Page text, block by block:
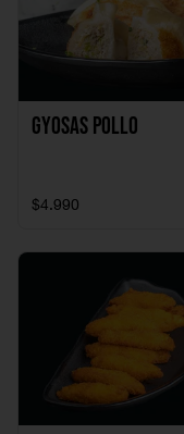
Gyosas Pollo
$4.990